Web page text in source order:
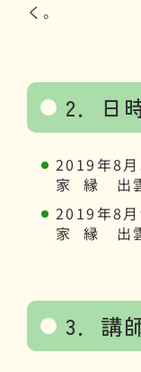
く。
2．日
2019年8
家 縁 出
2019年8
家 縁 出
3．講